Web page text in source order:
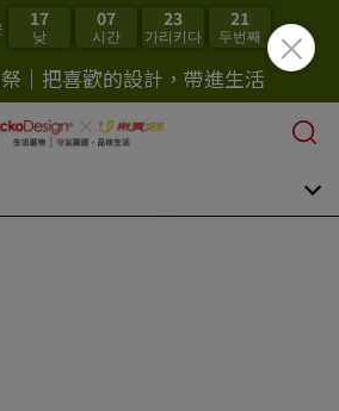
17
낮
07
시간
23
가리키다
21
두번째
｜把喜歡的設計，帶進生活